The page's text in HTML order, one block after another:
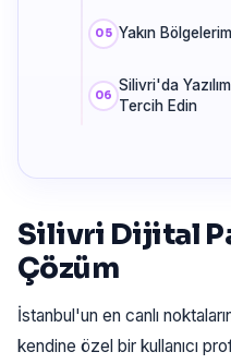
Yakın
Silivri'da
Tercih Edin
Silivri Dijital
Çözüm
İstanbul'un en canlı
kendine özel bir kullanıcı